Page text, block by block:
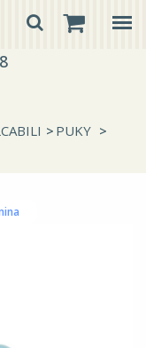
> PUKY >